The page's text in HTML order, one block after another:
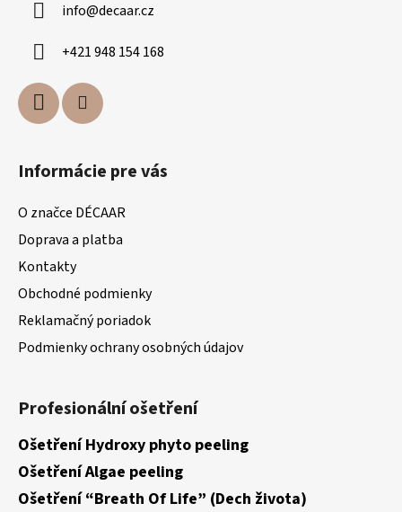
info@decaar.cz
+421 948 154 168
Informácie pre vás
O značce DÉCAAR
Doprava a platba
Kontakty
Obchodné podmienky
Reklamačný poriadok
Podmienky ochrany osobných údajov
Profesionální ošetření
Ošetření Hydroxy phyto peeling
Ošetření Algae peeling
Ošetření “Breath Of Life” (Dech života)